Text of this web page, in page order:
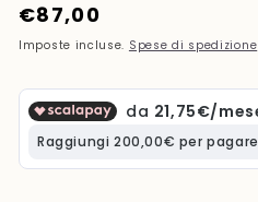
Prezzo
di
€87,00
Imposte incluse. Spese di spedizione